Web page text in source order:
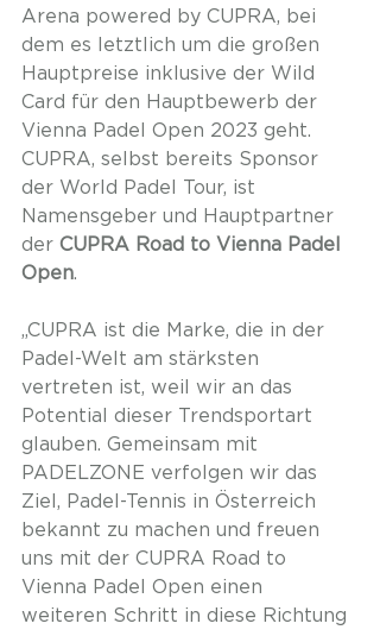
Arena powered by CUPRA, bei
dem es letztlich um die großen
Hauptpreise inklusive der Wild
Card für den Hauptbewerb der
Vienna Padel Open 2023 geht.
CUPRA, selbst bereits Sponsor
der World Padel Tour, ist
Namensgeber und Hauptpartner
der CUPRA Road to Vienna Padel
Open.
„CUPRA ist die Marke, die in der
Padel-Welt am stärksten
vertreten ist, weil wir an das
Potential dieser Trendsportart
glauben. Gemeinsam mit
PADELZONE verfolgen wir das
Ziel, Padel-Tennis in Österreich
bekannt zu machen und freuen
uns mit der CUPRA Road to
Vienna Padel Open einen
weiteren Schritt in diese Richtung